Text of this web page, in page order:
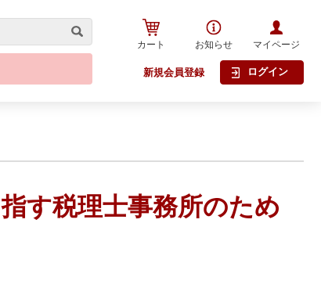
カート お知らせ マイページ
新規会員登録 ログイン
す税理士事務所のため